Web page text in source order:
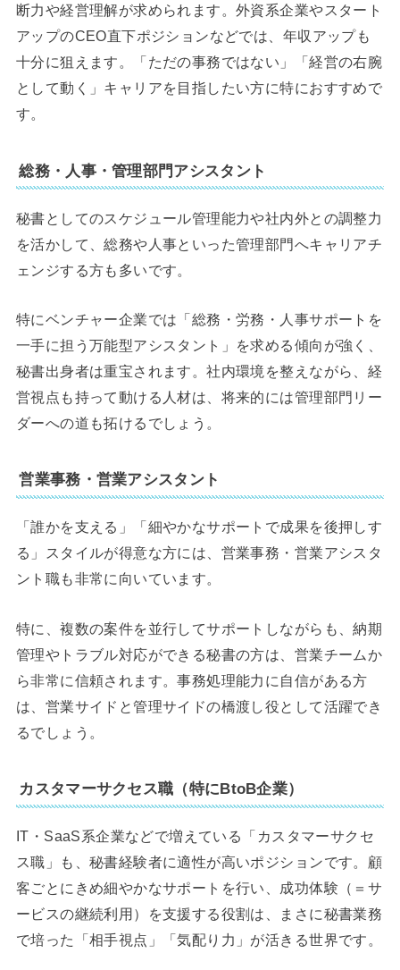
断力や経営理解が求められます。外資系企業やスタート
アップのCEO直下ポジションなどでは、年収アップも
十分に狙えます。「ただの事務ではない」「経営の右腕
として動く」キャリアを目指したい方に特におすすめで
す。
総務・人事・管理部門アシスタント
秘書としてのスケジュール管理能力や社内外との調整力
を活かして、総務や人事といった管理部門へキャリアチ
ェンジする方も多いです。
特にベンチャー企業では「総務・労務・人事サポートを
一手に担う万能型アシスタント」を求める傾向が強く、
秘書出身者は重宝されます。社内環境を整えながら、経
営視点も持って動ける人材は、将来的には管理部門リー
ダーへの道も拓けるでしょう。
営業事務・営業アシスタント
「誰かを支える」「細やかなサポートで成果を後押しす
る」スタイルが得意な方には、営業事務・営業アシスタ
ント職も非常に向いています。
特に、複数の案件を並行してサポートしながらも、納期
管理やトラブル対応ができる秘書の方は、営業チームか
ら非常に信頼されます。事務処理能力に自信がある方
は、営業サイドと管理サイドの橋渡し役として活躍でき
るでしょう。
カスタマーサクセス職（特にBtoB企業）
IT・SaaS系企業などで増えている「カスタマーサクセ
ス職」も、秘書経験者に適性が高いポジションです。顧
客ごとにきめ細やかなサポートを行い、成功体験（＝サ
ービスの継続利用）を支援する役割は、まさに秘書業務
で培った「相手視点」「気配り力」が活きる世界です。